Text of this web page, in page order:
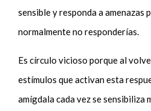
sensible y responda a amenazas
normalmente no responderías.
Es círculo vicioso porque al
estímulos que activan esta
amígdala cada vez se sensibiliza